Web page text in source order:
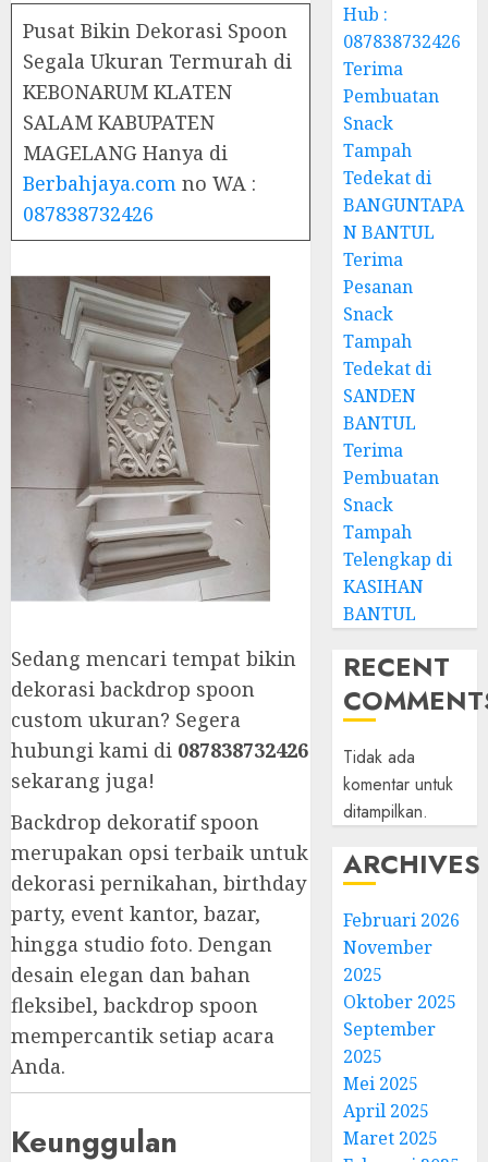
Pusat Bikin Dekorasi Spoon
Segala Ukuran Termurah di
KEBONARUM KLATEN
SALAM KABUPATEN
MAGELANG Hanya di
Berbahjaya.com no WA :
087838732426
Sedang mencari tempat bikin
dekorasi backdrop spoon
custom ukuran? Segera
hubungi kami di 087838732426
sekarang juga!
Backdrop dekoratif spoon
merupakan opsi terbaik untuk
dekorasi pernikahan, birthday
party, event kantor, bazar,
hingga studio foto. Dengan
desain elegan dan bahan
fleksibel, backdrop spoon
mempercantik setiap acara
Anda.
Keunggulan
Hub :
087838732426
Terima
Pembuatan
Snack
Tampah
Tedekat di
BANGUNTAPA
N BANTUL
Terima
Pesanan
Snack
Tampah
Tedekat di
SANDEN
BANTUL
Terima
Pembuatan
Snack
Tampah
Telengkap di
KASIHAN
BANTUL
RECENT
Tidak ada
komentar untuk
ditampilkan.
ARCHIVES
Februari 2026
November
2025
Oktober 2025
September
2025
Mei 2025
April 2025
Maret 2025